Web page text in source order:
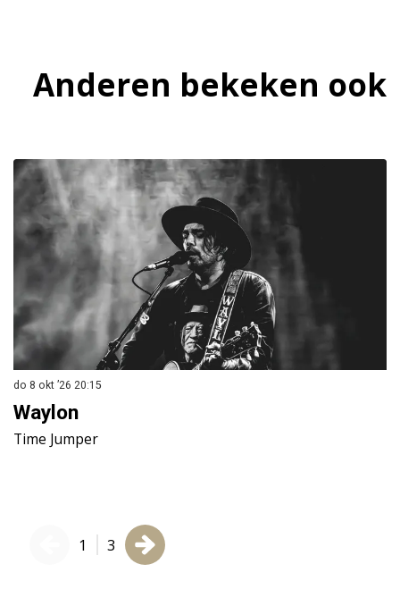
Anderen bekeken ook
Waylon
Time Jumper
do 8 okt ’26 20:15
1 3